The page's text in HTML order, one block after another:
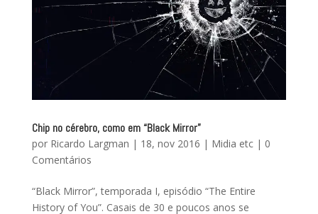
Chip no cérebro, como em “Black Mirror”
por Ricardo Largman | 18, nov 2016 | Midia etc| 0
Comentários
“Black Mirror”, temporada I, episódio “The Entire
History of You”. Casais de 30 e poucos anos se